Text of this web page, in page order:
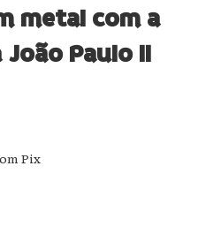
metal com a
Paulo II
Pix